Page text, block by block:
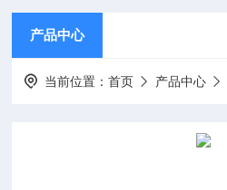
产品中心
当前位置：首页 产品中心